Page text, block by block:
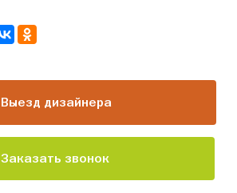
Выезд дизайнера
Заказать звонок